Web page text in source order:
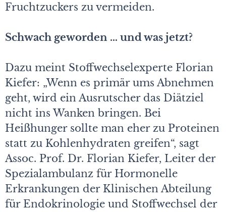
Fruchtzuckers zu vermeiden.
Schwach geworden … und was jetzt?
Dazu meint Stoffwechselexperte Florian
Kiefer: „Wenn es primär ums Abnehmen
geht, wird ein Ausrutscher das Diätziel
nicht ins Wanken bringen. Bei
Heißhunger sollte man eher zu Proteinen
statt zu Kohlenhydraten greifen“, sagt
Assoc. Prof. Dr. Florian Kiefer, Leiter der
Spezialambulanz für Hormonelle
Erkrankungen der Klinischen Abteilung
für Endokrinologie und Stoffwechsel der